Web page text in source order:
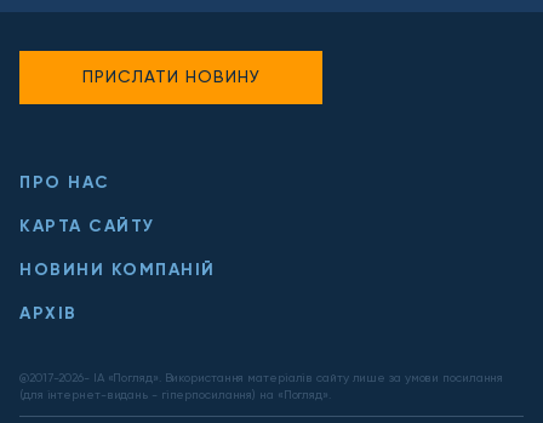
ПРО НАС
КАРТА САЙТУ
НОВИНИ КОМПАНІЙ
АРХІВ
@2017-2026- ІА «Погляд». Використання матеріалів сайту лише за умови посилання
(для інтернет-видань - гіперпосилання) на «Погляд».
ПРИСЛАТИ НОВИНУ